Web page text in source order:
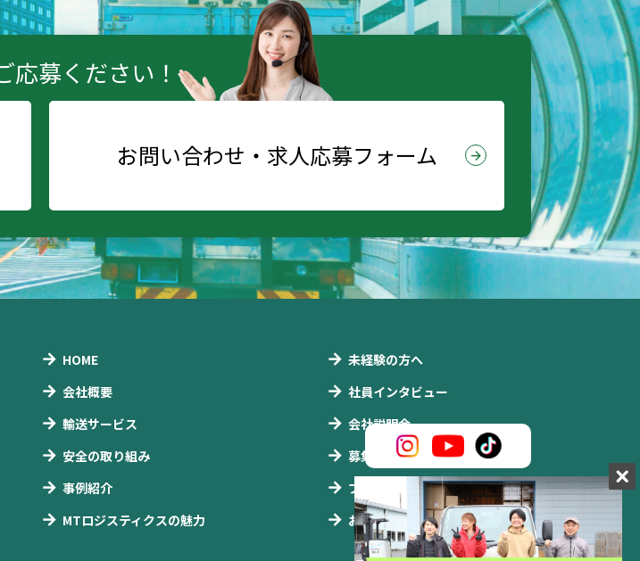
応募ください！
お問い合わせ・ 求人応募フォーム arrow_forward
HOME
会社概要
輸送サービス
安全の取り組み
事例紹介
MTロジスティクスの魅力
未経験の方へ
社員インタビュー
会社説明会
募集要項
ブログ
お問合せ・応募フォーム